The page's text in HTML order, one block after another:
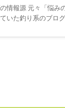
情報源 元々「悩み
いた釣り系のブロ